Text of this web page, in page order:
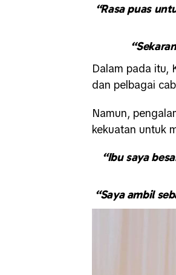
“Rasa puas
Dalam pada itu,
dan pelbagai
Namun,
kekuatan untuk
“Ibu saya
“Saya ambil